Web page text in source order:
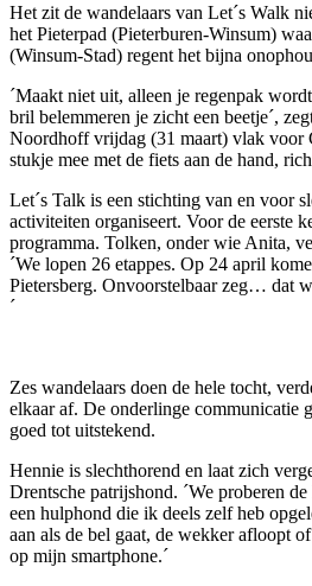
Het zit de wandelaars van Let´s Walk
het Pieterpad (Pieterburen-Winsum)
(Winsum-Stad) regent het bijna
´Maakt niet uit, alleen je regenpak
bril belemmeren je zicht een beetje´,
Noordhoff vrijdag (31 maart) vlak voor
stukje mee met de fiets aan de hand,
Let´s Talk is een stichting van en voor
activiteiten organiseert. Voor de eerste
programma. Tolken, onder wie Anita,
´We lopen 26 etappes. Op 24 april
Pietersberg. Onvoorstelbaar zeg… dat
´
Zes wandelaars doen de hele tocht,
elkaar af. De onderlinge communicatie
goed tot uitstekend.
Hennie is slechthorend en laat zich
Drentsche patrijshond. ´We proberen
een hulphond die ik deels zelf heb
aan als de bel gaat, de wekker afloopt
op mijn smartphone.´